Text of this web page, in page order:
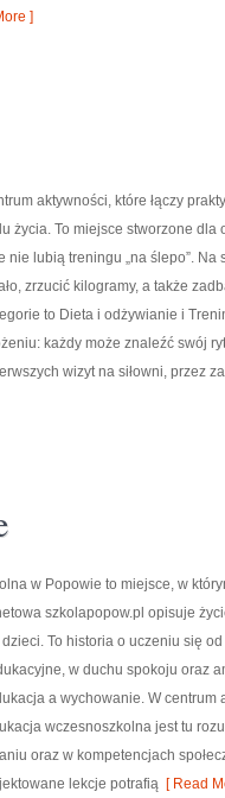
]
aktywności, które łączy
życia. To miejsce stworzone
nie lubią treningu „na ślepo”.
zrzucić kilogramy, a także
to Dieta i odżywianie i
każdy może znaleźć swój
wizyt na siłowni, przez
w Popowie to miejsce, w
szkolapopow.pl opisuje
To historia o uczeniu się
w duchu spokoju oraz
a wychowanie. W
wczesnoszkolna jest tu
oraz w kompetencjach
lekcje potrafią [ Read